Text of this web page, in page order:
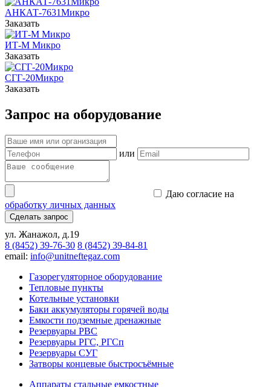
АНКАТ-7631Микро
Заказать
ИТ-М Микро
Заказать
СГГ-20Микро
Заказать
Запрос на оборудование
или
Даю согласие на
обработку личных данных
Сделать запрос
ул. Жанажол, д.19
8 (8452) 39-76-30 8 (8452) 39-84-81
email: info@unitneftegaz.com
Газорегуляторное оборудование
Тепловые пункты
Котельные установки
Баки аккумуляторы горячей воды
Емкости подземные дренажные
Резервуары РВС
Резервуары РГС, РГСп
Резервуары СУГ
Затворы концевые быстросъёмные
Аппараты стальные емкостные